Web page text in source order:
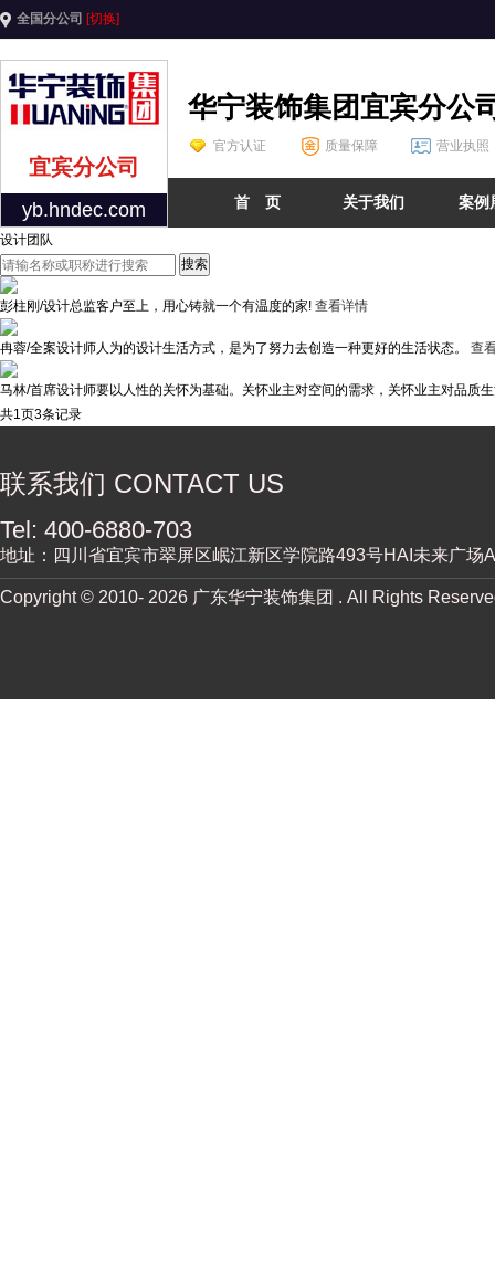
全国分公司 [切换]
宜宾分公司
yb.hndec.com
华宁装饰集团宜宾分公
官方认证 质量保障 营业执照
首 页 关于我们 案例
设计团队
搜索
彭柱刚/设计总监客户至上，用心铸就一个有温度的家! 查看详情
冉蓉/全案设计师人为的设计生活方式，是为了努力去创造一种更好的生活状态。 查
马林/首席设计师要以人性的关怀为基础。关怀业主对空间的需求，关怀业主对品质
共1页3条记录
联系我们 CONTACT US
Tel: 400-6880-703
地址：四川省宜宾市翠屏区岷江新区学院路493号HAI未来广场
Copyright © 2010- 2026 广东华宁装饰集团 . All Rights